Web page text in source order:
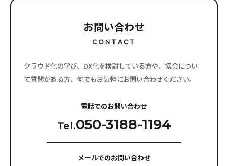
お問い合わせ
CONTACT
クラウド化の学び、DX化を検討している方や、協会につい
て質問がある方、 何でもお気軽にお問い合わせください。
電話でのお問い合わせ
Tel.050-3188-1194
メールでのお問い合わせ